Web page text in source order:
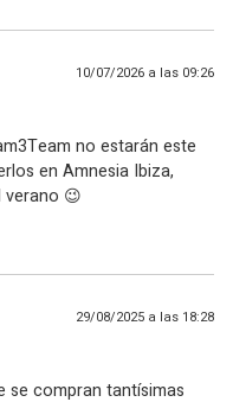
10/07/2026 a las 09:26
no estarán este
en Amnesia Ibiza,
verano 😉
29/08/2025 a las 18:28
se compran tantísimas